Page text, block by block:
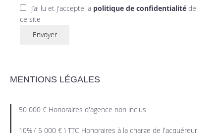
J’ai lu et j'accepte la politique de confidentialité de
ce site
Envoyer
MENTIONS LÉGALES
50 000 € Honoraires d'agence non inclus
10% ( 5 000 € ) TTC Honoraires à la charge de l'acquéreur